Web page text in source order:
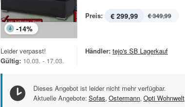
-14%
Preis: € 299,99 € 349,99
Leider verpasst!
Gültig: 10.03. - 17.03.
Händler: tejo's SB Lagerkauf
Dieses Angebot ist leider nicht mehr verfügbar.
Aktuelle Angebote: Sofas, Ostermann, Opti Wohnwelt